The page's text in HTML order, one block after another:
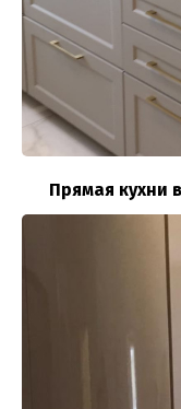
Прямая кухни